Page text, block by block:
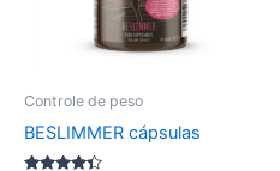
Controle de peso
BESLIMMER cápsulas